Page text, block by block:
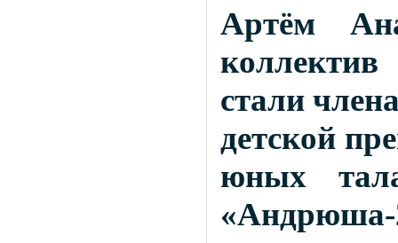
Артём
стали
детской
юных
«Андрюша-